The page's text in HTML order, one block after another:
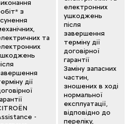
з
та
дії
-
електронних
ушкоджень
після
завершення
терміну дії
договірної
гарантії
Заміну запасних
частин,
зношених в ході
нормальної
експлуатації,
відповідно до
переліку,